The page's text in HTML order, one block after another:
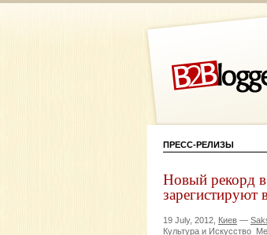
ПРЕСС-РЕЛИЗЫ
Новый рекорд
зарегистируют
19 July, 2012, Киев —
Культура и Искусство